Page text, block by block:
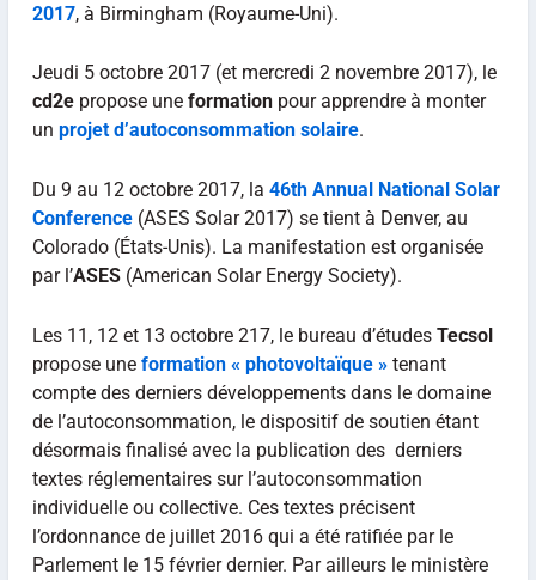
2017, à Birmingham (Royaume-Uni).
Jeudi 5 octobre 2017 (et mercredi 2 novembre 2017), le
cd2epropose une formationpour apprendre à monter
un projet d’autoconsommation solaire.
Du 9 au 12 octobre 2017, la 46th Annual National Solar
Conference(ASES Solar 2017) se tient à Denver, au
Colorado (États-Unis). La manifestation est organisée
par l’ASES(American Solar Energy Society).
Les 11, 12 et 13 octobre 217, le bureau d’études Tecsol
propose une formation « photovoltaïque »tenant
compte des derniers développements dans le domaine
de l’autoconsommation, le dispositif de soutien étant
désormais finalisé avec la publication des derniers
textes réglementaires sur l’autoconsommation
individuelle ou collective. Ces textes précisent
l’ordonnance de juillet 2016 qui a été ratifiée par le
Parlement le 15 février dernier. Par ailleurs le ministère